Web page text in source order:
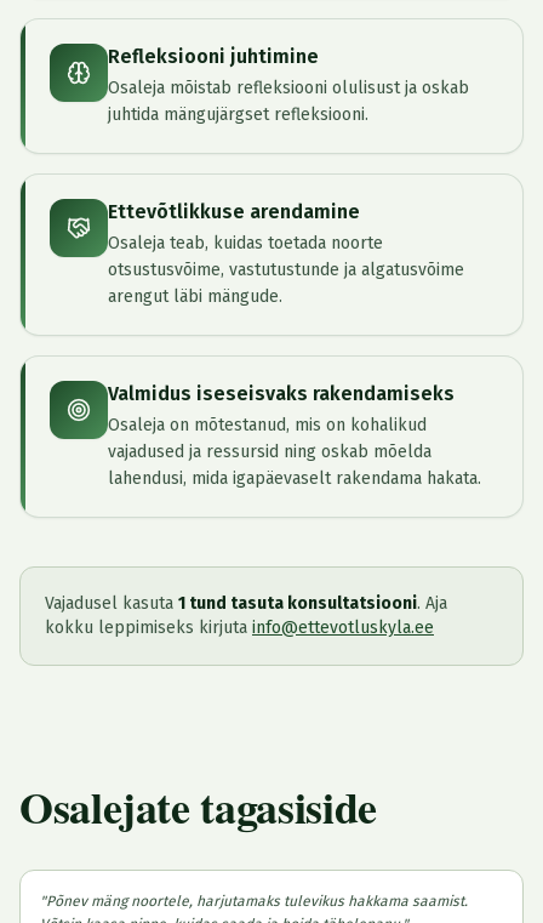
Refleksiooni juhtimine
Osaleja mõistab refleksiooni olulisust ja oskab
juhtida mängujärgset refleksiooni.
Ettevõtlikkuse arendamine
Osaleja teab, kuidas toetada noorte
otsustusvõime, vastutustunde ja algatusvõime
arengut läbi mängude.
Valmidus iseseisvaks rakendamiseks
Osaleja on mõtestanud, mis on kohalikud
vajadused ja ressursid ning oskab mõelda
lahendusi, mida igapäevaselt rakendama hakata.
Vajadusel kasuta 1 tund tasuta konsultatsiooni. Aja
kokku leppimiseks kirjuta info@ettevotluskyla.ee
Osalejate tagasiside
"Põnev mäng noortele, harjutamaks tulevikus hakkama saamist.